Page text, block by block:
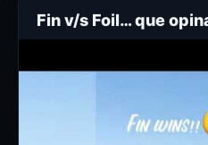
como 30 min para llegar a
memorable […]
Fin v/s Foil… que